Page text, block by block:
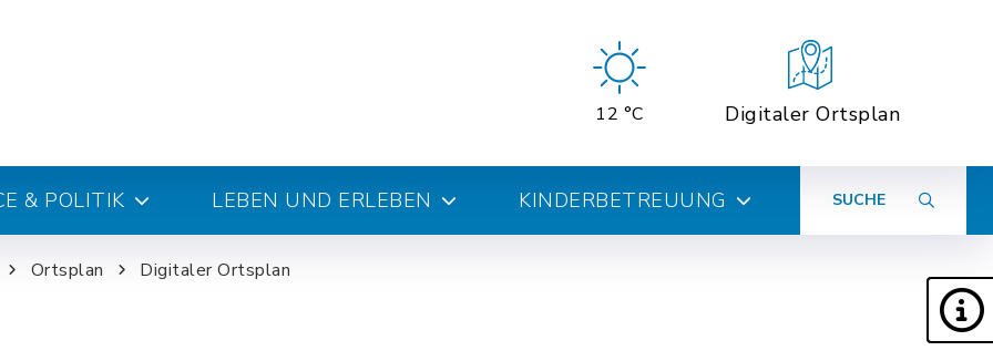
12 °C Digitaler Ortsplan
& POLITIK LEBEN UND ERLEBEN KINDERBETREUUNG SUCHE
Ortsplan Digitaler Ortsplan